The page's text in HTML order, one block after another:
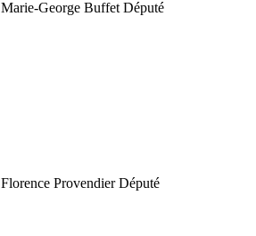
Marie-George Buffet Député
Florence Provendier Député